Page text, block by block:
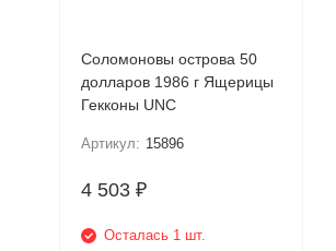
Соломоновы острова 50
долларов 1986 г Ящерицы
Гекконы UNC
Артикул: 15896
4 503 ₽
Осталась 1 шт.